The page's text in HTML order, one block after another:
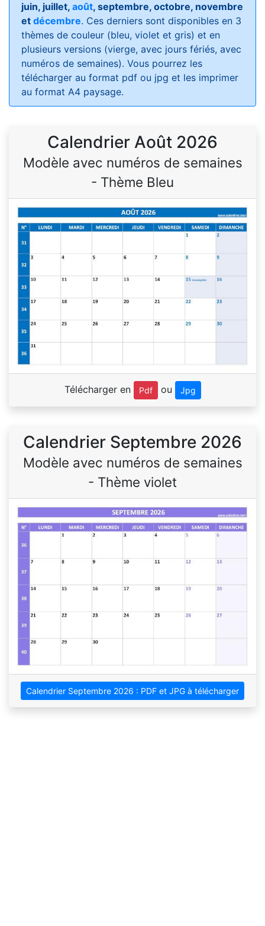
juin, juillet, août, septembre, octobre, novembre
et décembre. Ces derniers sont disponibles en 3
thèmes de couleur (bleu, violet et gris) et en
plusieurs versions (vierge, avec jours fériés, avec
numéros de semaines). Vous pourrez les
télécharger au format pdf ou jpg et les imprimer
au format A4 paysage.
Calendrier Août 2026
Modèle avec numéros de semaines
- Thème Bleu
Télécharger en Pdf ou Jpg
Calendrier Septembre 2026
Modèle avec numéros de semaines
- Thème violet
Calendrier Septembre 2026 : PDF et JPG à télécharger